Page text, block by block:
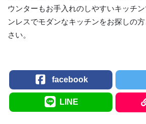
ウンターもお手入れのしやすいキッチ
ンレスでモダンなキッチンをお探しの
さい。
facebook
LINE